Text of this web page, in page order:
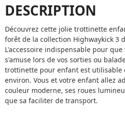
DESCRIPTION
Découvrez cette jolie trottinette
forêt de la collection Highwaykick 3
L'accessoire indispensable pour
s'amuse lors de vos sorties ou
trottinette pour enfant est utilisable
environ. Vous et votre enfant allez
couleur moderne, ses roues
que sa faciliter de transport.